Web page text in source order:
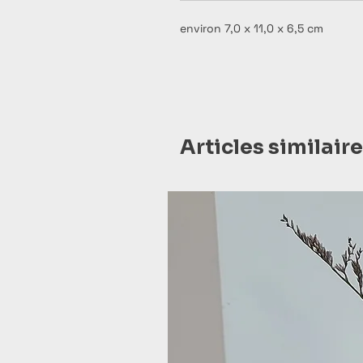
environ 7,0 x 11,0 x 6,5 cm
Articles